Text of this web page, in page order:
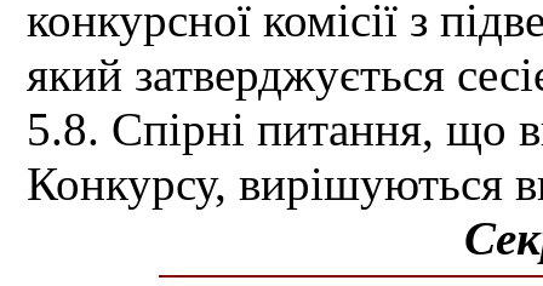
конкурсної комісії з
який затверджується
5.8. Спірні питання, що
Конкурсу, вирішуються